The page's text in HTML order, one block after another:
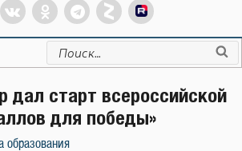
Искать:
дал старт всероссийской
для победы»
образования